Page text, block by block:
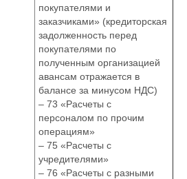
покупателями и
заказчиками» (кредиторская
задолженность перед
покупателями по
полученным организацией
авансам отражается в
балансе за минусом НДС)
– 73 «Расчеты с
персоналом по прочим
операциям»
– 75 «Расчеты с
учредителями»
– 76 «Расчеты с разными